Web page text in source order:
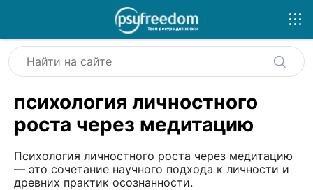
психология личностного
роста через медитацию
Психология личностного роста через медитацию
— это сочетание научного подхода к личности и
древних практик осознанности.